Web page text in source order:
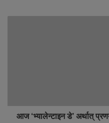
आज ‘भ्यालेन्टाइन डे’ अर्थात्